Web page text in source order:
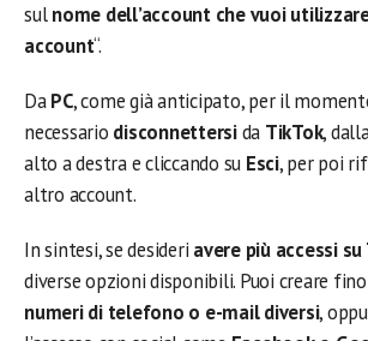
sulnome dell’account che vuoi
account“.
DaPC, come già anticipato, per il
necessario disconnettersida TikTok,
alto a destra e cliccando su Esci, per poi
altro account.
In sintesi, se desideri avere più accessi
diverse opzioni disponibili. Puoi creare
numeri di telefono o e-mail diversi,